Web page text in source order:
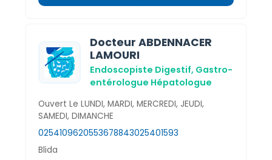
Docteur ABDENNACER
LAMOURI
Endoscopiste Digestif, Gastro-
entérologue Hépatologue
Ouvert Le LUNDI, MARDI, MERCREDI, JEUDI,
SAMEDI, DIMANCHE
0254109620553678843025401593
Blida